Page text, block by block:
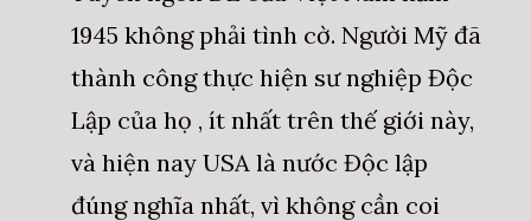
1945 không phải tình cờ. Người Mỹ đã
thành công thực hiện sư nghiệp Độc
Lập của họ , ít nhất trên thế giới này,
và hiện nay USA là nước Độc lập
đúng nghĩa nhất, vì không cần coi